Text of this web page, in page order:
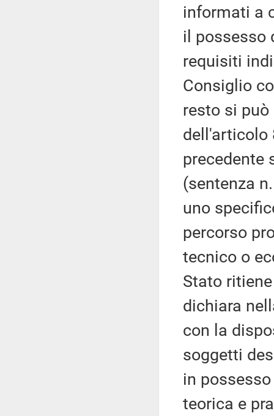
informati a
il possesso
requisiti
Consiglio
resto si
dell'articolo
precedente
(sentenza
uno
percorso
tecnico o
Stato
dichiara
con la
soggetti
in
teorica e